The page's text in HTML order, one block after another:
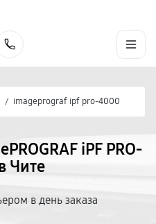
/ imageprograf ipf pro-4000
iPF PRO-
Чите
в день заказа